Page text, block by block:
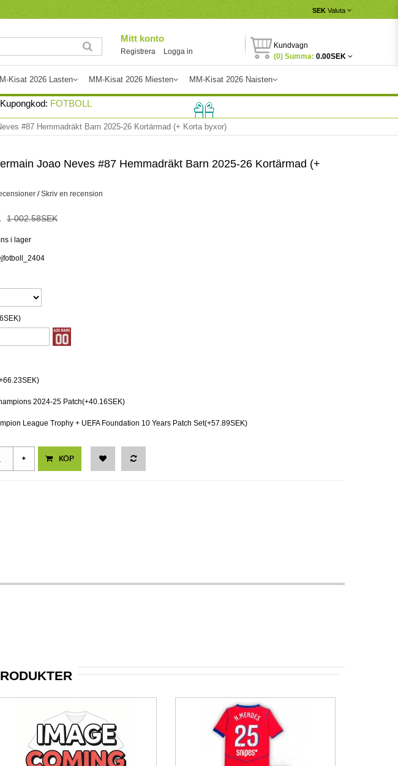
SEK Valuta
Mitt konto
Registrera Logga in
Kundvagn
(0) Summa: 0.00SEK
Kisat 2026 Lasten MM-Kisat 2026 Miesten MM-Kisat 2026 Naisten
FOTBOLL
#87 Hemmadräkt Barn 2025-26 Kortärmad (+ Korta byxor)
Joao Neves #87 Hemmadräkt Barn 2025-26 Kortärmad (+
/Skriv en recension
1 002.58SEK
i lager
2024-25 Patch(+40.16SEK)
League Trophy + UEFA Foundation 10 Years Patch Set(+57.89SEK)
KÖP